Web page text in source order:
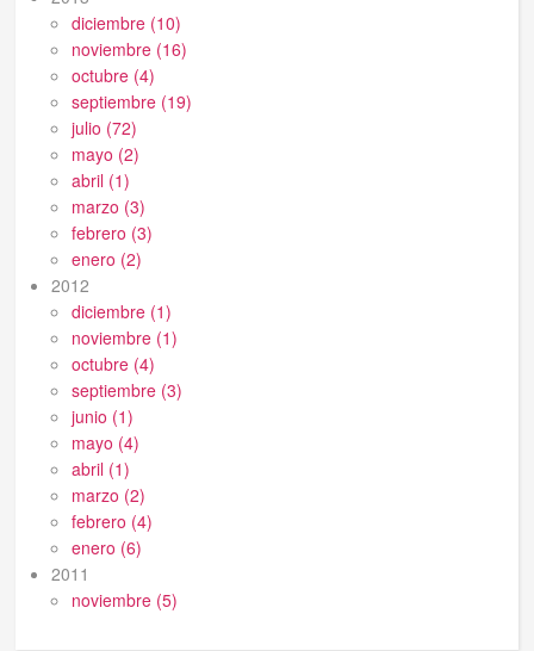
diciembre (10)
noviembre (16)
octubre (4)
septiembre (19)
julio (72)
mayo (2)
abril (1)
marzo (3)
febrero (3)
enero (2)
2012
diciembre (1)
noviembre (1)
octubre (4)
septiembre (3)
junio (1)
mayo (4)
abril (1)
marzo (2)
febrero (4)
enero (6)
2011
noviembre (5)